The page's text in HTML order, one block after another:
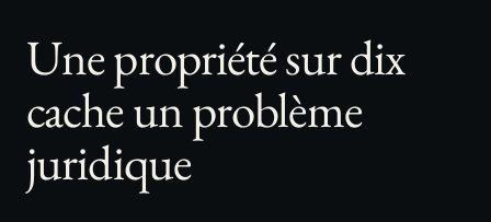
Une propriété sur dix
cache un problème
juridique